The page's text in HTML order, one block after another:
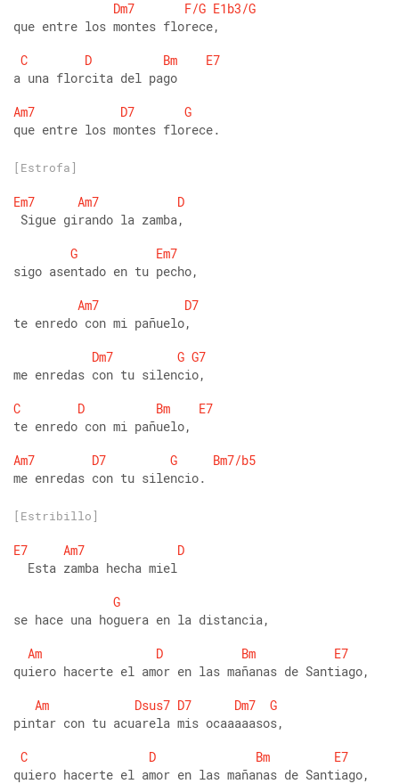
Dm7 F/G E1b3/G
que entre los montes florece,
C
D Bm
E7
a una florcita del pago
Am7
D7
G
que entre los montes florece.
[Estrofa]
Em7 Am7
D
Sigue girando la zamba,
G
Em7
sigo asentado en tu pecho,
Am7
D7
te enredo con mi pañuelo,
Dm7
G G7
me enredas con tu silencio,
C
D Bm
E7
te enredo con mi pañuelo,
Am7
D7 G
Bm7/b5
me enredas con tu silencio.
[Estribillo]
E7 Am7
D
  Esta zamba hecha miel
G
se hace una hoguera en la distancia,
Am
D Bm
E7
quiero hacerte el amor en las mañanas de Santiago,
Am
Dsus7 D7 Dm7
G
pintar con tu acuarela mis ocaaaaasos,
C
D Bm
E7
quiero hacerte el amor en las mañanas de Santiago,